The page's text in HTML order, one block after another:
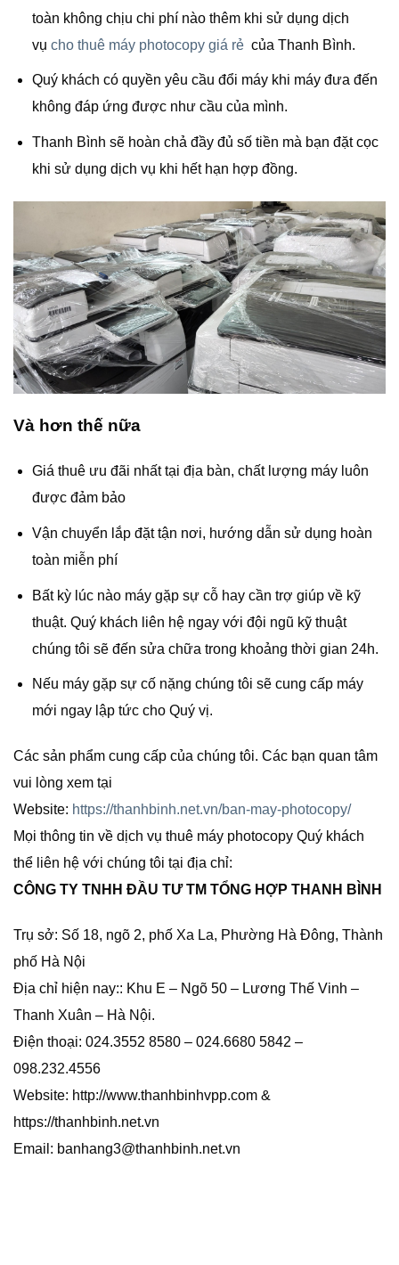
toàn không chịu chi phí nào thêm khi sử dụng dịch
vụ cho thuê máy photocopy giá rẻ của Thanh Bình.
Quý khách có quyền yêu cầu đổi máy khi máy đưa đến
không đáp ứng được như cầu của mình.
Thanh Bình sẽ hoàn chả đầy đủ số tiền mà bạn đặt cọc
khi sử dụng dịch vụ khi hết hạn hợp đồng.
Và hơn thế nữa
Giá thuê ưu đãi nhất tại địa bàn, chất lượng máy luôn
được đảm bảo
Vận chuyển lắp đặt tận nơi, hướng dẫn sử dụng hoàn
toàn miễn phí
Bất kỳ lúc nào máy gặp sự cỗ hay cần trợ giúp về kỹ
thuật. Quý khách liên hệ ngay với đội ngũ kỹ thuật
chúng tôi sẽ đến sửa chữa trong khoảng thời gian 24h.
Nếu máy gặp sự cố nặng chúng tôi sẽ cung cấp máy
mới ngay lập tức cho Quý vị.
Các sản phẩm cung cấp của chúng tôi. Các bạn quan tâm
vui lòng xem tại
Website: https://thanhbinh.net.vn/ban-may-photocopy/
Mọi thông tin về dịch vụ thuê máy photocopy Quý khách
thể liên hệ với chúng tôi tại địa chỉ:
CÔNG TY TNHH ĐẦU TƯ TM TỔNG HỢP THANH BÌNH
Trụ sở: Số 18, ngõ 2, phố Xa La, Phường Hà Đông, Thành
phố Hà Nội
Địa chỉ hiện nay:: Khu E – Ngõ 50 – Lương Thế Vinh –
Thanh Xuân – Hà Nội.
Điện thoại: 024.3552 8580 – 024.6680 5842 –
098.232.4556
Website: http://www.thanhbinhvpp.com &
https://thanhbinh.net.vn
Email: banhang3@thanhbinh.net.vn